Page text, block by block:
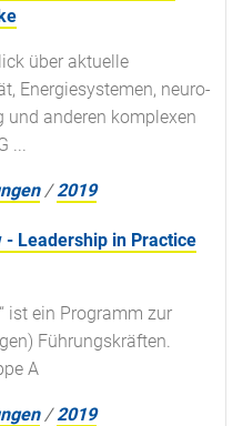
über aktuelle
Energiesystemen, neuro-
anderen komplexen
...
/2019
- Leadership in Practice
ist ein Programm zur
Führungskräften.
A
/2019